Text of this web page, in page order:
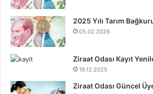
2025 Yılı Tarım
05.02.2026
Ziraat Odası Kayıt
19.12.2025
Ziraat Odası Güncel